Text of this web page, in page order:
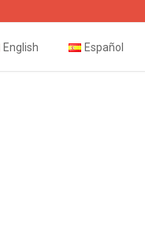
English Español